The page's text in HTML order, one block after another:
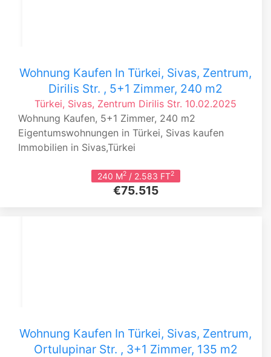
Wohnung Kaufen In Türkei, Sivas, Zentrum,
Dirilis Str. , 5+1 Zimmer, 240 m2
Türkei, Sivas, Zentrum Dirilis Str. 10.02.2025
Wohnung Kaufen, 5+1 Zimmer, 240 m2
Eigentumswohnungen in Türkei, Sivas kaufen
Immobilien in Sivas,Türkei
240 M2/ 2.583 FT2
€75.515
Wohnung Kaufen In Türkei, Sivas, Zentrum,
Ortulupinar Str. , 3+1 Zimmer, 135 m2